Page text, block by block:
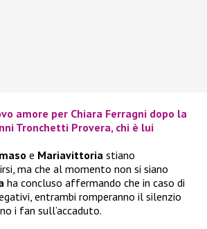
amore per Chiara Ferragni dopo la
Tronchetti Provera, chi è lui
e Mariavittoria stiano
ma che al momento non si siano
ha concluso affermando che in caso di
entrambi romperanno il silenzio
i fan sull’accaduto.